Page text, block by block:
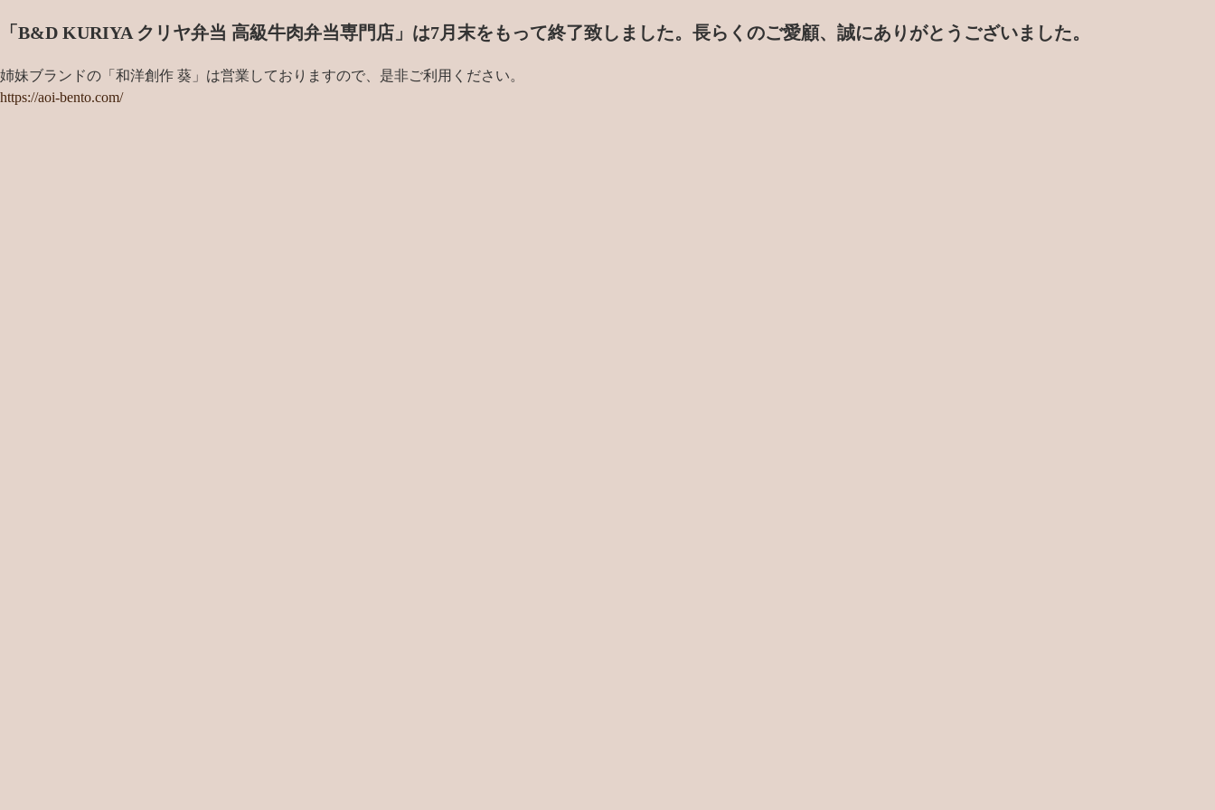
「B&D KURIYA クリヤ弁当 高級牛肉弁当専門店」は7月末をもって終了致しました。 長らくのご愛顧、誠にありがとうございました。
姉妹ブランドの「和洋創作 葵」は営業しておりますので、是非ご利用ください。
https://aoi-bento.com/